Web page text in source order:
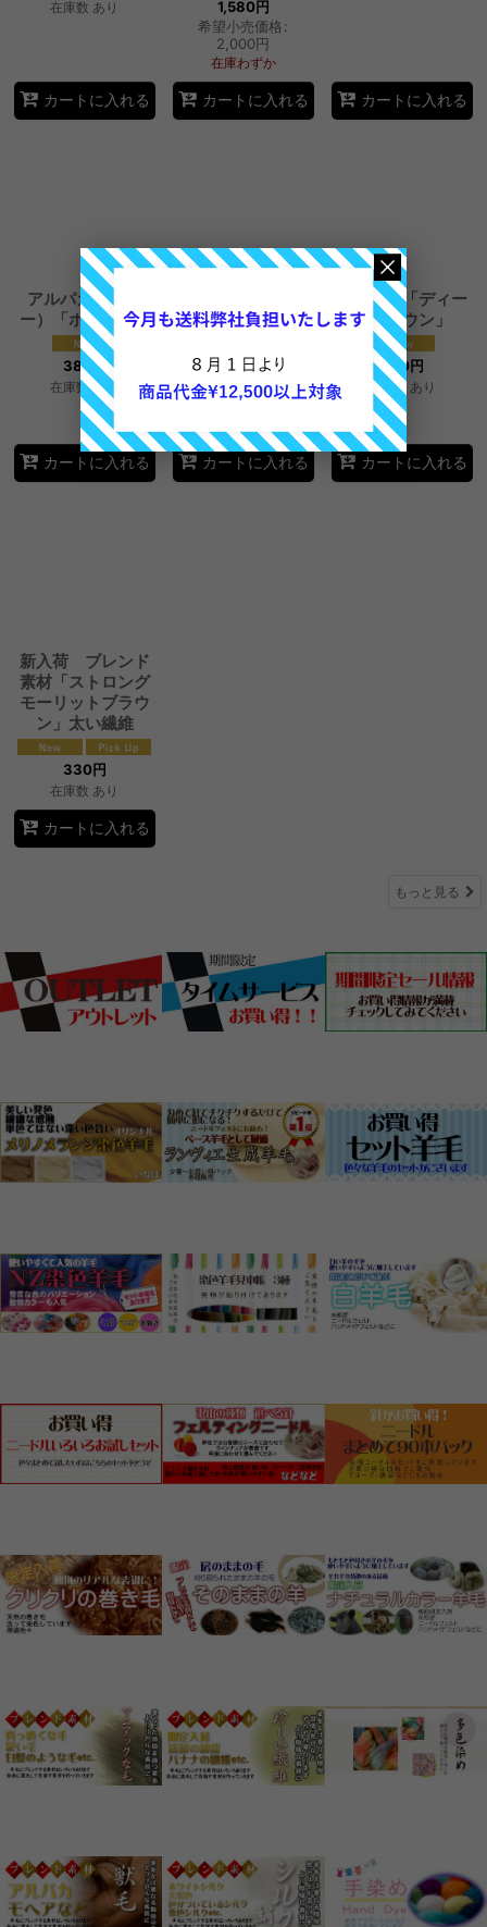
在庫数 あり
カートに入れる
1,580円
希望小売価格:
2,000円
在庫わずか
カートに入れる カートに入れる
アルパカ（ベビ
ー）「ホワイト」
380円
在庫数 あり
カートに入れる
色羊毛１０色セッ
1,750円
希望小売価格
カートに入れる
アルパカ「ディー
プブラウン」
380円
在庫数 あり
カートに入れる
新入荷 ブレンド
素材「ストロング
モーリットブラウ
ン」太い繊維
330円
在庫数 あり
カートに入れる
もっと見る